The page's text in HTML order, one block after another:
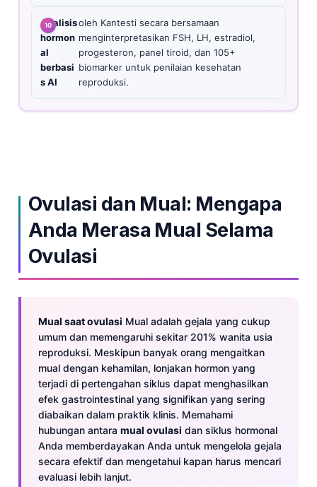
Analisis
hormon
al
berbasi
s AI
oleh Kantesti secara bersamaan
menginterpretasikan FSH, LH, estradiol,
progesteron, panel tiroid, dan 105+
biomarker untuk penilaian kesehatan
reproduksi.
Ovulasi dan Mual: Mengapa
Anda Merasa Mual Selama
Ovulasi
Mual saat ovulasi Mual adalah gejala yang cukup
umum dan memengaruhi sekitar 201% wanita usia
reproduksi. Meskipun banyak orang mengaitkan
mual dengan kehamilan, lonjakan hormon yang
terjadi di pertengahan siklus dapat menghasilkan
efek gastrointestinal yang signifikan yang sering
diabaikan dalam praktik klinis. Memahami
hubungan antara mual ovulasi dan siklus hormonal
Anda memberdayakan Anda untuk mengelola gejala
secara efektif dan mengetahui kapan harus mencari
evaluasi lebih lanjut.